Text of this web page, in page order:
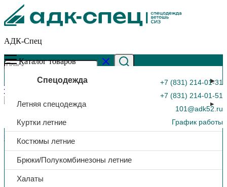
АДК-Спец
+7 (831) 214-01-31
+7 (831) 214-01-51
101@adk52.ru
График работы
0
Каталог товаров
Спецодежда
Летняя спецодежда
Куртки летние
Костюмы летние
Брюки/Полукомбинезоны летние
Халаты
Главная страница»Каталог»Куртка утеп. «СИТИ»,
тк.Дюспо, (т.синий/черный) | (ЧЗ)